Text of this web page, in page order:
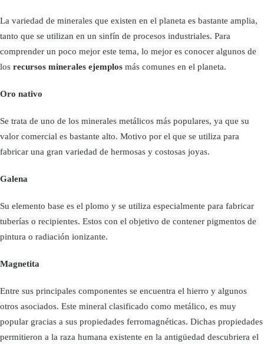
La variedad de minerales que existen en el planeta es bastante amplia,
tanto que se utilizan en un sinfín de procesos industriales. Para
comprender un poco mejor este tema, lo mejor es conocer algunos de
los recursos minerales ejemplos más comunes en el planeta.
Oro nativo
Se trata de uno de los minerales metálicos más populares, ya que su
valor comercial es bastante alto. Motivo por el que se utiliza para
fabricar una gran variedad de hermosas y costosas joyas.
Galena
Su elemento base es el plomo y se utiliza especialmente para fabricar
tuberías o recipientes. Estos con el objetivo de contener pigmentos de
pintura o radiación ionizante.
Magnetita
Entre sus principales componentes se encuentra el hierro y algunos
otros asociados. Este mineral clasificado como metálico, es muy
popular gracias a sus propiedades ferromagnéticas. Dichas propiedades
permitieron a la raza humana existente en la antigüedad descubriera el